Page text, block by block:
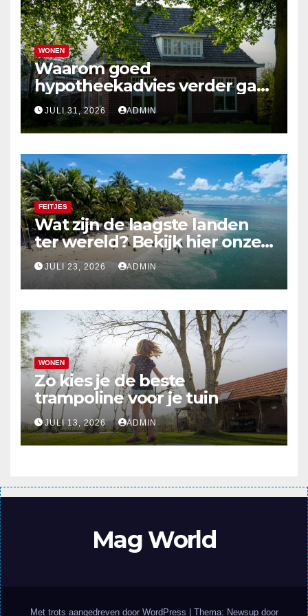
WONEN
Waarom goed
hypotheekadvies verder gaat
dan alleen cijfers
JULI 31, 2026 ADMIN
FEITJES
Wat zijn de laagste landen
ter wereld? Bekijk hier onze
top 10
JULI 23, 2026 ADMIN
WONEN
Zo kies je de beste
trampoline voor je tuin
JULI 13, 2026 ADMIN
Mag World
Met trots aangedreven door WordPress Thema: Newsup door